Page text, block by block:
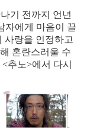
기 전까지 언년
자에게 마음이 끌
사랑을 인정하고
혼란스러울 수
추노>에서 다시